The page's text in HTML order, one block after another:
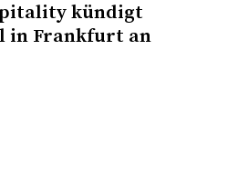
kündigt
in Frankfurt an